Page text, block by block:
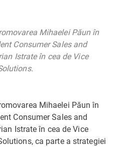
Mihaelei Păun în
Consumer Sales and
Istrate în cea de Vice
Mihaelei Păun în
Consumer Sales and
Istrate în cea de Vice
ca parte a strategiei